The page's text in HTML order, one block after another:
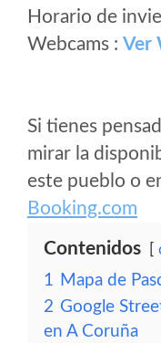
Horario de
Webcams : Ver
Si tienes
mirar la
este pueblo o
Booking.com
Contenidos
1 Mapa de
2 Google
en A Coruña